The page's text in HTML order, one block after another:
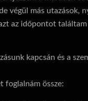
végül más utazások,
az időpontot
kapcsán és a
foglalnám össze: